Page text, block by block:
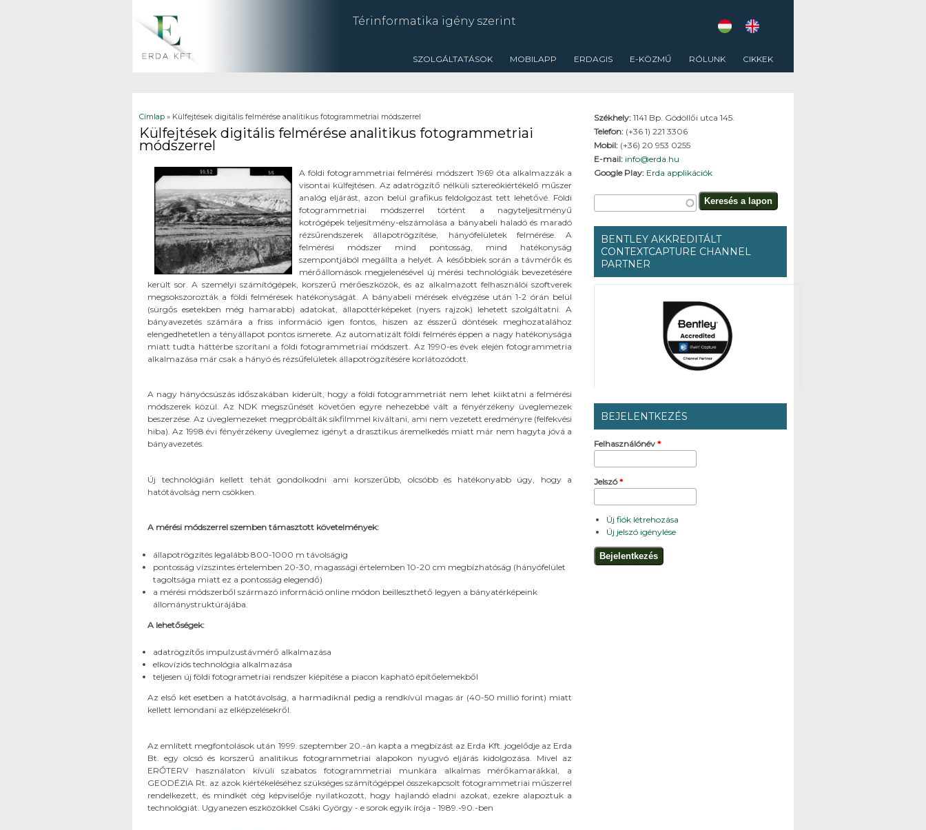
Térinformatika igény szerint
CIKKEK
RÓLUNK
E-KÖZMŰ
ERDAGIS
MOBILAPP
SZOLGÁLTATÁSOK
Jelenlegi hely
Címlap » Külfejtések digitális felmérése analitikus fotogrammetriai módszerrel
Külfejtések digitális felmérése analitikus fotogrammetriai
módszerrel
A földi fotogrammetriai felmérési módszert 1969 óta alkalmazzák a
visontai külfejtésen. Az adatrögzítő nélküli sztereókiértékelő műszer
analóg eljárást, azon belül grafikus feldolgozást tett lehetővé. Földi
fotogrammetriai módszerrel történt a nagyteljesítményű
kotrógépek teljesítmény-elszámolása a bányabeli haladó és maradó
rézsűrendszerek állapotrögzítése, hányófelületek felmérése. A
felmérési módszer mind pontosság, mind hatékonyság
szempontjából megállta a helyét. A későbbiek során a távmérők és
mérőállomások megjelenésével új mérési technológiák bevezetésére
került sor. A személyi számítógépek, korszerű mérőeszközök, és az alkalmazott felhasználói szoftverek
megsokszorozták a földi felmérések hatékonyságát. A bányabeli mérések elvégzése után 1-2 órán belül
(sürgős esetekben még hamarabb) adatokat, állapottérképeket (nyers rajzok) lehetett szolgáltatni. A
bányavezetés számára a friss információ igen fontos, hiszen az ésszerű döntések meghozatalához
elengedhetetlen a tényállapot pontos ismerete. Az automatizált földi felmérés éppen a nagy hatékonysága
miatt tudta háttérbe szorítani a földi fotogrammetriai módszert. Az 1990-es évek elején fotogrammetria
alkalmazása már csak a hányó és rézsűfelületek állapotrögzítésére korlátozódott.
A nagy hányócsúszás időszakában kiderült, hogy a földi fotogrammetriát nem lehet kiiktatni a felmérési
módszerek közül. Az NDK megszűnését követően egyre nehezebbé vált a fényérzékeny üveglemezek
beszerzése. Az üveglemezeket megpróbálták síkfilmmel kiváltani, ami nem vezetett eredményre (felfekvési
hiba). Az 1998 évi fényérzékeny üveglemez igényt a drasztikus áremelkedés miatt már nem hagyta jóvá a
bányavezetés.
Új technológián kellett tehát gondolkodni ami korszerűbb, olcsóbb és hatékonyabb úgy, hogy a
hatótávolság nem csökken.
A mérési módszerrel szemben támasztott követelmények:
állapotrögzítés legalább 800-1000 m távolságig
pontosság vízszintes értelemben 20-30, magassági értelemben 10-20 cm megbízhatóság (hányófelület
tagoltsága miatt ez a pontosság elegendő)
a mérési módszerből származó információ online módon beilleszthető legyen a bányatérképeink
állománystruktúrájába.
A lehetőségek:
adatrögzítős impulzustávmérő alkalmazása
elkovíziós technológia alkalmazása
teljesen új földi fotogrametriai rendszer kiépítése a piacon kapható építőelemekből
Az első két esetben a hatótávolság, a harmadiknál pedig a rendkívül magas ár (40-50 millió forint) miatt
kellett lemondani az elképzelésekről.
Az említett megfontolások után 1999. szeptember 20.-án kapta a megbízást az Erda Kft. jogelődje az Erda
Bt. egy olcsó és korszerű analitikus fotogrammetriai alapokon nyugvó eljárás kidolgozása. Mivel az
ERŐTERV használaton kívüli szabatos fotogrammetriai munkára alkalmas mérőkamarákkal, a
GEODÉZIA Rt. az azok kiértékeléséhez szükséges számítógéppel összekapcsolt fotogrammetriai műszerrel
rendelkezett, és mindkét cég képviselője nyilatkozott, hogy hajlandó eladni azokat, ezekre alapoztuk a
technológiát. Ugyanezen eszközökkel Csáki György - e sorok egyik írója - 1989.-90.-ben
Székhely: 1141 Bp. Gödöllői utca 145.
Telefon: (+36 1) 221 3306
Mobil: (+36) 20 953 0255
E-mail: info@erda.hu
Google Play: Erda applikációk
Keresés űrlap
Keresés a lapon
BENTLEY AKKREDITÁLT
CONTEXTCAPTURE CHANNEL
PARTNER
BEJELENTKEZÉS
Felhasználónév *
Jelszó*
Új fiók létrehozása
Új jelszó igénylése